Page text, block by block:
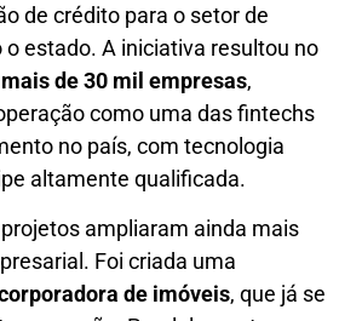
de crédito para o setor de
estado. A iniciativa resultou no
mais de 30 mil empresas,
como uma das fintechs
no país, com tecnologia
altamente qualificada.
ampliaram ainda mais
Foi criada uma
de imóveis, que já se